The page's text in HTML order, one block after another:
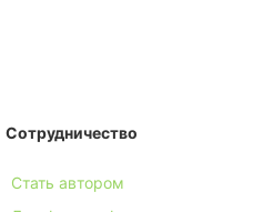
Сотрудничество
Стать автором